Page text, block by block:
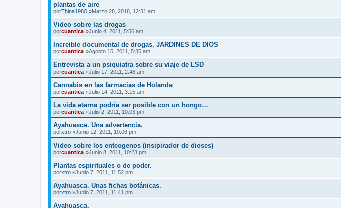
plantas de aire
porThina1980 »Marzo 28, 2018, 12:31 am
Video sobre las drogas
porcuantica »Junio 4, 2011, 5:56 am
Increible documental de drogas, JARDINES DE DIOS
porcuantica »Agosto 15, 2011, 5:35 am
Entrevista a un psiquiatra sobre su viaje de LSD
porcuantica »Julio 17, 2011, 2:48 am
Cannabis en las farmacias de Holanda
porcuantica »Julio 14, 2011, 3:15 am
La vida eterna podría ser posible con un hongo…
porcuantica »Julio 2, 2011, 10:03 pm
Ayahuasca. Una advertencia.
porxtro »Junio 12, 2011, 10:06 pm
Video sobre los enteogenos (insipirador de dioses)
porcuantica »Junio 8, 2011, 10:23 pm
Plantas espirituales o de poder.
porxtro »Junio 7, 2011, 11:52 pm
Ayahuasca. Unas fichas botánicas.
porxtro »Junio 7, 2011, 11:41 pm
Ayahuasca.